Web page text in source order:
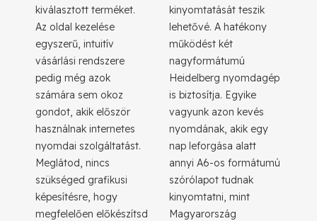
kiválasztott terméket.
Az oldal kezelése
egyszerű, intuitív
vásárlási rendszere
pedig még azok
számára sem okoz
gondot, akik először
használnak internetes
nyomdai szolgáltatást.
Meglátod, nincs
szükséged grafikusi
képesítésre, hogy
megfelelően előkészítsd
kinyomtatását teszik
lehetővé. A hatékony
működést két
nagyformátumú
Heidelberg nyomdagép
is biztosítja. Egyike
vagyunk azon kevés
nyomdának, akik egy
nap leforgása alatt
annyi A6-os formátumú
szórólapot tudnak
kinyomtatni, mint
Magyarország